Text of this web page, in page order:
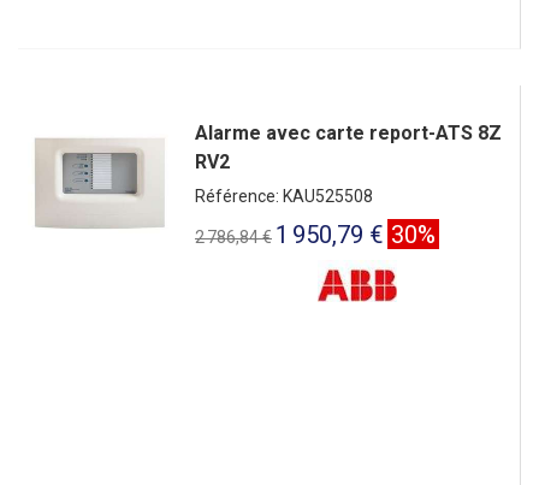
Alarme avec carte report-ATS 8Z
RV2
Référence: KAU525508
2 786,84 € 1 950,79 € 30%